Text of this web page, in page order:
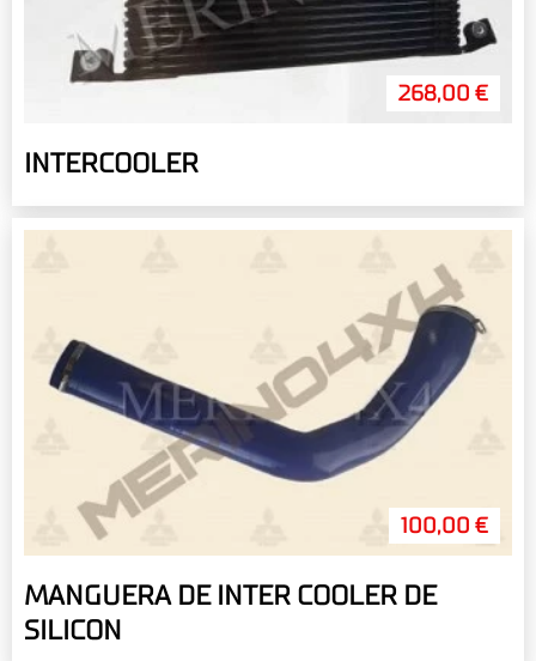
268,00 €
INTERCOOLER
100,00 €
MANGUERA DE INTER COOLER DE
SILICON